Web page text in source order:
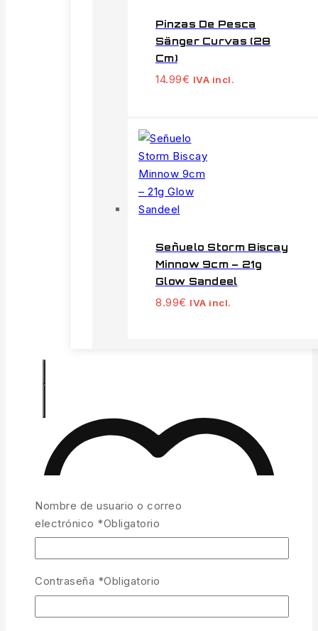
Pinzas De Pesca
Sänger Curvas (28
Cm)
14.99€ IVA incl.
Señuelo Storm Biscay
Minnow 9cm – 21g
Glow Sandeel
8.99€ IVA incl.
Nombre de usuario o correo
electrónico *Obligatorio
Contraseña *Obligatorio